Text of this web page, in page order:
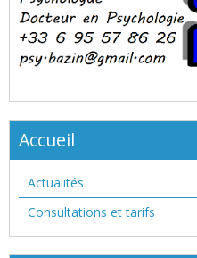
Accueil
Actualités
Consultations et tarifs